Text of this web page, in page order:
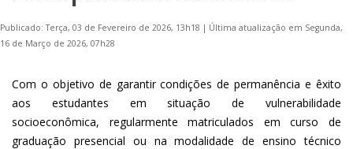
Publicado: Terça, 03 de Fevereiro de 2026, 13h18 | Última atualização em Segunda,
16 de Março de 2026, 07h28
Com o objetivo de garantir condições de permanência e êxito
aos estudantes em situação de vulnerabilidade
socioeconômica, regularmente matriculados em curso de
graduação presencial ou na modalidade de ensino técnico